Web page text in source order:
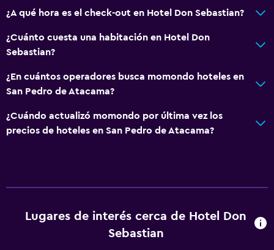
¿A qué hora es el check-out en Hotel Don Sebastian?
¿Cuánto cuesta una habitación en Hotel Don
Sebastian?
¿En cuántos operadores busca momondo hoteles en
San Pedro de Atacama?
¿Cuándo actualizó momondo por última vez los
precios de hoteles en San Pedro de Atacama?
Lugares de interés cerca de Hotel Don
Sebastian